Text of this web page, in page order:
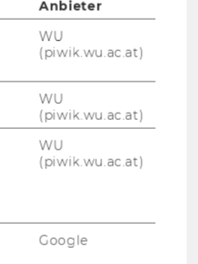
Anbieter
WU
(piwik.wu.ac.at)
WU
(piwik.wu.ac.at)
WU
(piwik.wu.ac.at)
Google